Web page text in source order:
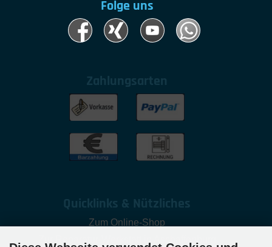
Folge uns
Zahlungsarten
Quicklinks & Nützliches
Zum Online-Shop